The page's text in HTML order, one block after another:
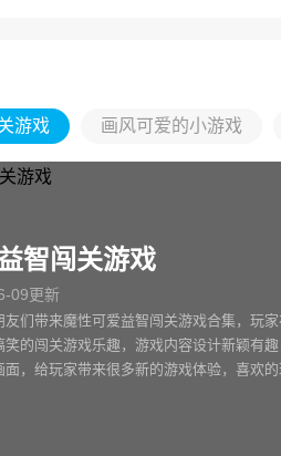
游戏 画风可爱的小游戏
智闯关游戏
09更新
们带来魔性可爱益智闯关游戏合集，玩家
笑的闯关游戏乐趣，游戏内容设计新颖有
面，给玩家带来很多新的游戏体验，喜欢